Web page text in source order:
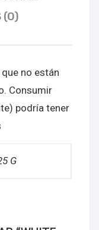
(0)
no están
Consumir
podría tener
G